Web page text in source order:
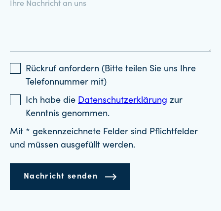
Rückruf anfordern (Bitte teilen Sie uns Ihre
Telefonnummer mit)
Ich habe die Datenschutzerklärung zur
Kenntnis genommen.
Mit * gekennzeichnete Felder sind Pflichtfelder
und müssen ausgefüllt werden.
Nachricht senden